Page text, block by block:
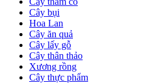
Cây bụi
Hoa Lan
Cây ăn quả
Cây lấy gỗ
Cây thân thảo
Xương rồng
Cây thực phẩm